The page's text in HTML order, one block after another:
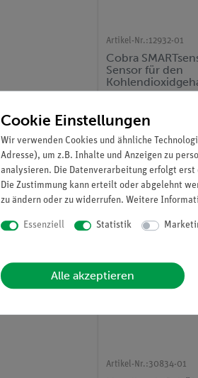
Artikel-Nr.:12932-01
Cobra
Sensor für den
... 100000 ppm
Artikel-Nr.:30834-01
Cookie Einstellungen
Wir verwenden Cookies und ähnliche
Adresse), um z.B. Inhalte und Anzeigen zu
analysieren. Die Datenverarbeitung erfolgt
Die Zustimmung kann erteilt oder abgelehnt
zu ändern oder zu widerrufen. Weitere
Essenziell Statistik
Alle akzeptieren